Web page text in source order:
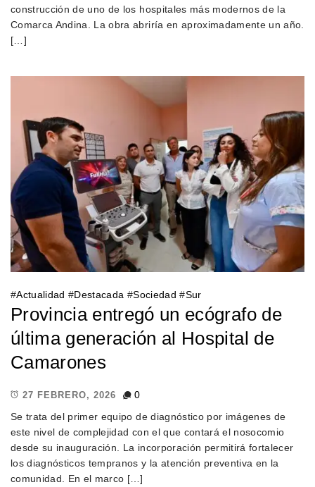
construcción de uno de los hospitales más modernos de la
Comarca Andina. La obra abriría en aproximadamente un año.
[…]
#Actualidad #Destacada #Sociedad #Sur
Provincia entregó un ecógrafo de
última generación al Hospital de
Camarones
27 FEBRERO, 2026
0
Se trata del primer equipo de diagnóstico por imágenes de
este nivel de complejidad con el que contará el nosocomio
desde su inauguración. La incorporación permitirá fortalecer
los diagnósticos tempranos y la atención preventiva en la
comunidad. En el marco […]